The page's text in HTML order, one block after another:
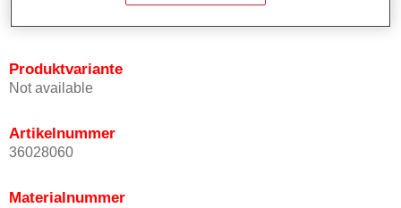
Produktvariante
Not available
Artikelnummer
36028060
Materialnummer